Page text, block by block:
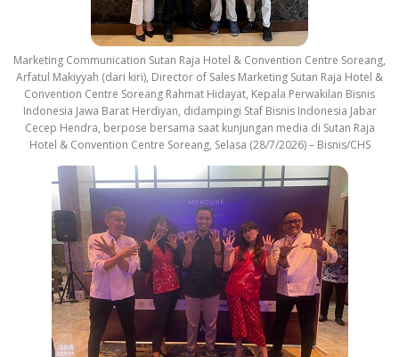
Marketing Communication Sutan Raja Hotel & Convention Centre Soreang,
Arfatul Makiyyah (dari kiri), Director of Sales Marketing Sutan Raja Hotel &
Convention Centre Soreang Rahmat Hidayat, Kepala Perwakilan Bisnis
Indonesia Jawa Barat Herdiyan, didampingi Staf Bisnis Indonesia Jabar
Cecep Hendra, berpose bersama saat kunjungan media di Sutan Raja
Hotel & Convention Centre Soreang, Selasa (28/7/2026) – Bisnis/CHS